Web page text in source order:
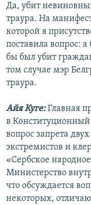
Да, убит
траура. На
которой я
поставила вопрос:
бы был убит
том случае мэр
траура.
Айя Куге:Главная
в Конституционный
вопрос запрета
экстремистов и
«Сербское
Министерство
что обсуждается
некоторых,